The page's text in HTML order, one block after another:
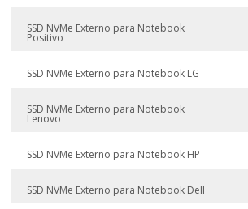
SSD NVMe Externo para Notebook
Positivo
SSD NVMe Externo para Notebook LG
SSD NVMe Externo para Notebook
Lenovo
SSD NVMe Externo para Notebook HP
SSD NVMe Externo para Notebook Dell